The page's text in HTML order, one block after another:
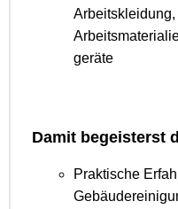
geräte
Damit begeisterst
Praktische